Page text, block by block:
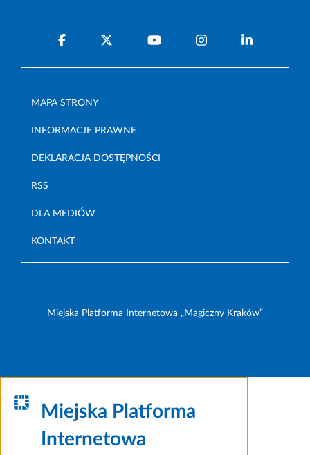
MAPA STRONY
INFORMACJE PRAWNE
DEKLARACJA DOSTĘPNOŚCI
RSS
DLA MEDIÓW
KONTAKT
Miejska Platforma Internetowa „Magiczny Kraków”
Miejska Platforma
Internetowa